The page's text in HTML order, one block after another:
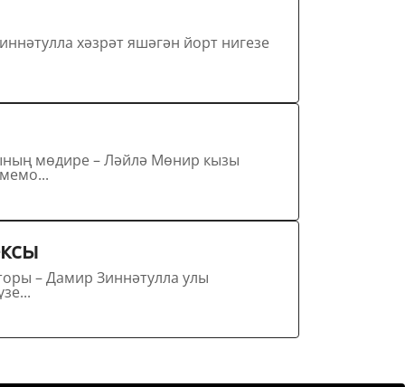
хәзрәт яшәгән йорт нигезе
– Дамир Зиннәтулла улы
үзе...